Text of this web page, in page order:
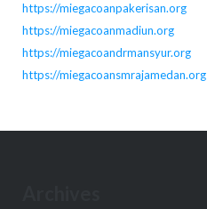
https://miegacoanpakerisan.org
https://miegacoanmadiun.org
https://miegacoandrmansyur.org
https://miegacoansmrajamedan.org